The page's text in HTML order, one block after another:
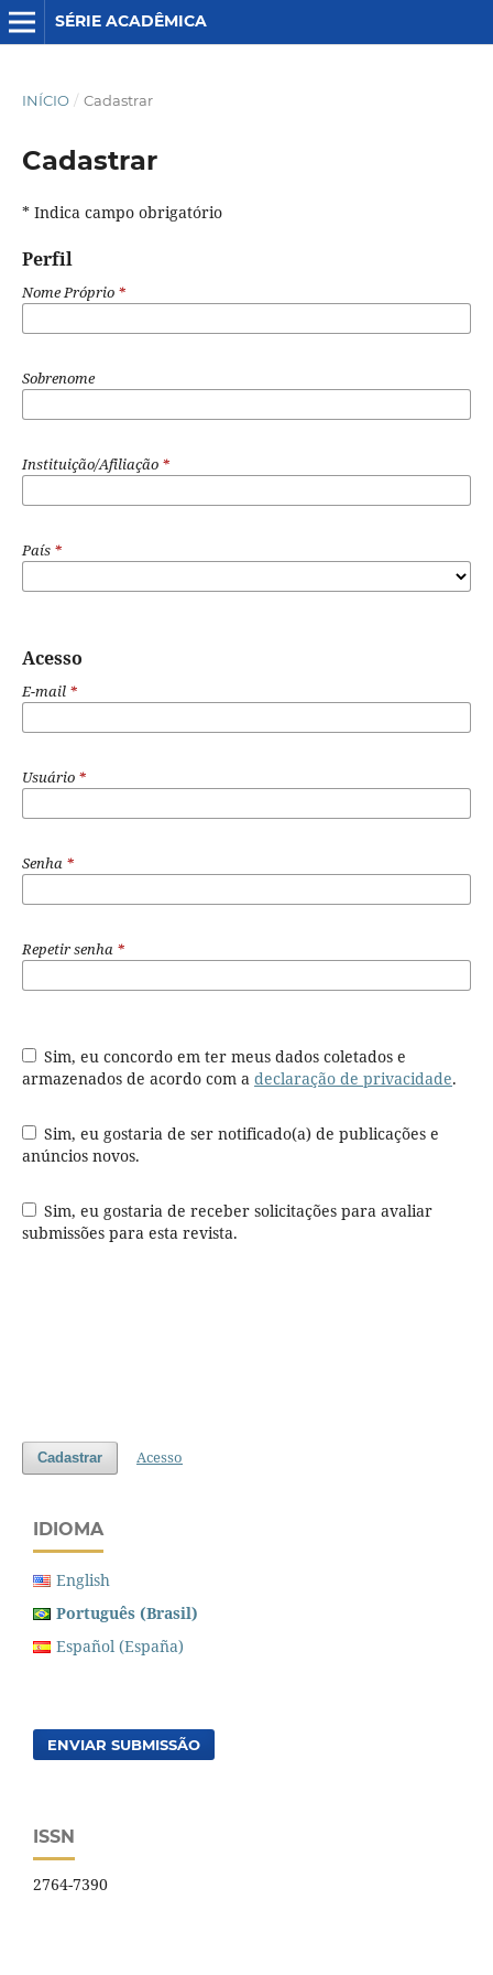
SÉRIE ACADÊMICA
INÍCIO / Cadastrar
Cadastrar
* Indica campo obrigatório
Perfil
Nome Próprio *
Sobrenome
Instituição/Afiliação *
País *
Acesso
E-mail *
Usuário *
Senha *
Repetir senha *
Sim, eu concordo em ter meus dados coletados e
armazenados de acordo com a declaração de privacidade.
Sim, eu gostaria de ser notificado(a) de publicações e
anúncios novos.
Sim, eu gostaria de receber solicitações para avaliar
submissões para esta revista.
Cadastrar Acesso
IDIOMA
English
Português (Brasil)
Español (España)
ENVIAR SUBMISSÃO
ISSN
2764-7390